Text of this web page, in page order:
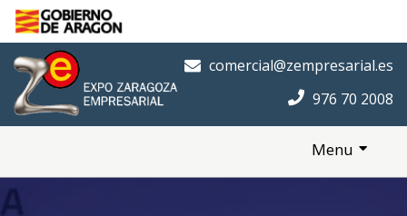
Saltar al contenido principal
comercial@zempresarial.es
976 70 2008
Inicio
Menu